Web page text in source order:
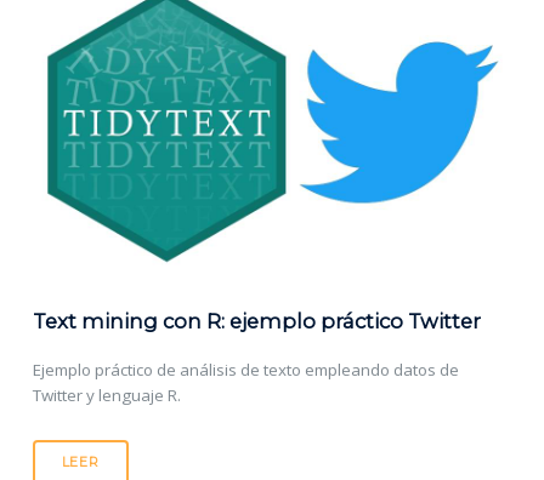
Text mining con R: ejemplo práctico Twitter
Ejemplo práctico de análisis de texto empleando datos de
Twitter y lenguaje R.
LEER